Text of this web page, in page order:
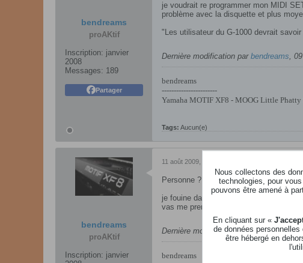
bendreams
proAKtif
Inscription: janvier
2008
Messages: 189
Partager
je voudrait re programmer mon MIDI
problème avec la disquette et plus
"Les utilisateur du G-1000 devrait
Dernière modification par bendreams,
bendreams
-----------------------
Yamaha MOTIF XF8 - MOOG Little Phatty
Tags: Aucun(e)
bendreams
proAKtif
Inscription: janvier
11 août 2009, 16h42
Personne ?
je fouine dans le manuel, car en faite
vas me prendre du temps.
Dernière modification parbendreams,
bendreams
Nous collectons des
technologies, pour
pouvons être amené à
En cliquant sur «
de données
être hébergé en